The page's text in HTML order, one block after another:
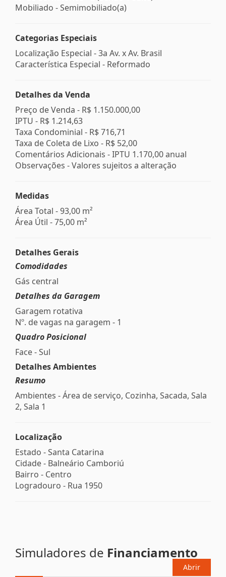
Mobiliado - Semimobiliado(a)
Categorias Especiais
Localização Especial - 3a Av. x Av. Brasil
Característica Especial - Reformado
Detalhes da Venda
Preço de Venda - R$ 1.150.000,00
IPTU - R$ 1.214,63
Taxa Condominial - R$ 716,71
Taxa de Coleta de Lixo - R$ 52,00
Comentários Adicionais - IPTU 1.170,00 anual
Observações - Valores sujeitos a alteração
Medidas
Área Total - 93,00 m²
Área Útil - 75,00 m²
Detalhes Gerais
Comodidades
Gás central
Detalhes da Garagem
Garagem rotativa
Nº. de vagas na garagem - 1
Quadro Posicional
Face - Sul
Detalhes Ambientes
Resumo
Ambientes - Área de serviço, Cozinha, Sacada, Sala
2, Sala 1
Localização
Estado -Santa Catarina
Cidade - Balneário Camboriú
Bairro - Centro
Logradouro - Rua 1950
Simuladores de Financiamento
Abrir